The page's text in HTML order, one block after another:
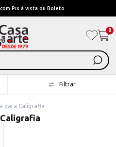
Pague em Até 6x
0
Filtrar
para Caligrafia